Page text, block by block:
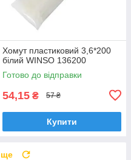
Хомут пластиковий 3,6*200
білий WINSO 136200
Готово до відправки
54,15 ₴ 57 ₴
Купити
ще